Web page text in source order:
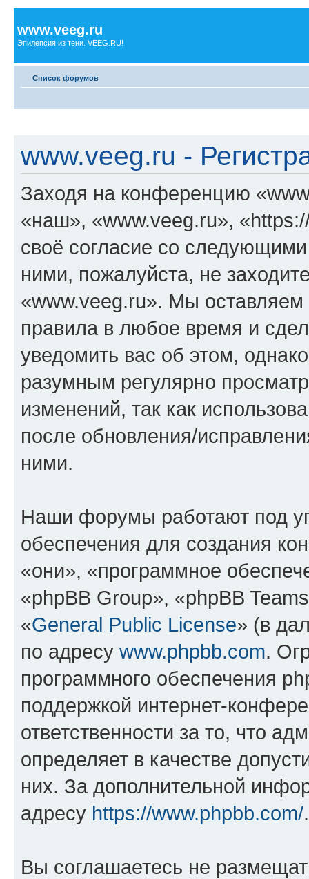
www.veeg.ru
Эпилепсия из тени. VEEG.RU!
Список форумов
www.veeg.ru -
Заходя на конференцию
«наш», «www.veeg.ru»,
своё согласие со
ними, пожалуйста, не
«www.veeg.ru». Мы оставляем
правила в любое время и
уведомить вас об этом,
разумным регулярно
изменений, так как
после обновления/
ними.
Наши форумы работают под
обеспечения для создания
«они», «программное
«phpBB Group», «phpBB
«General Public License» (в
по адресу www.phpbb.com.
программного обеспечения
поддержкой интернет-
ответственности за то, что
определяет в качестве
них. За дополнительной
адресу https://www.phpbb.com/.
Вы соглашаетесь не